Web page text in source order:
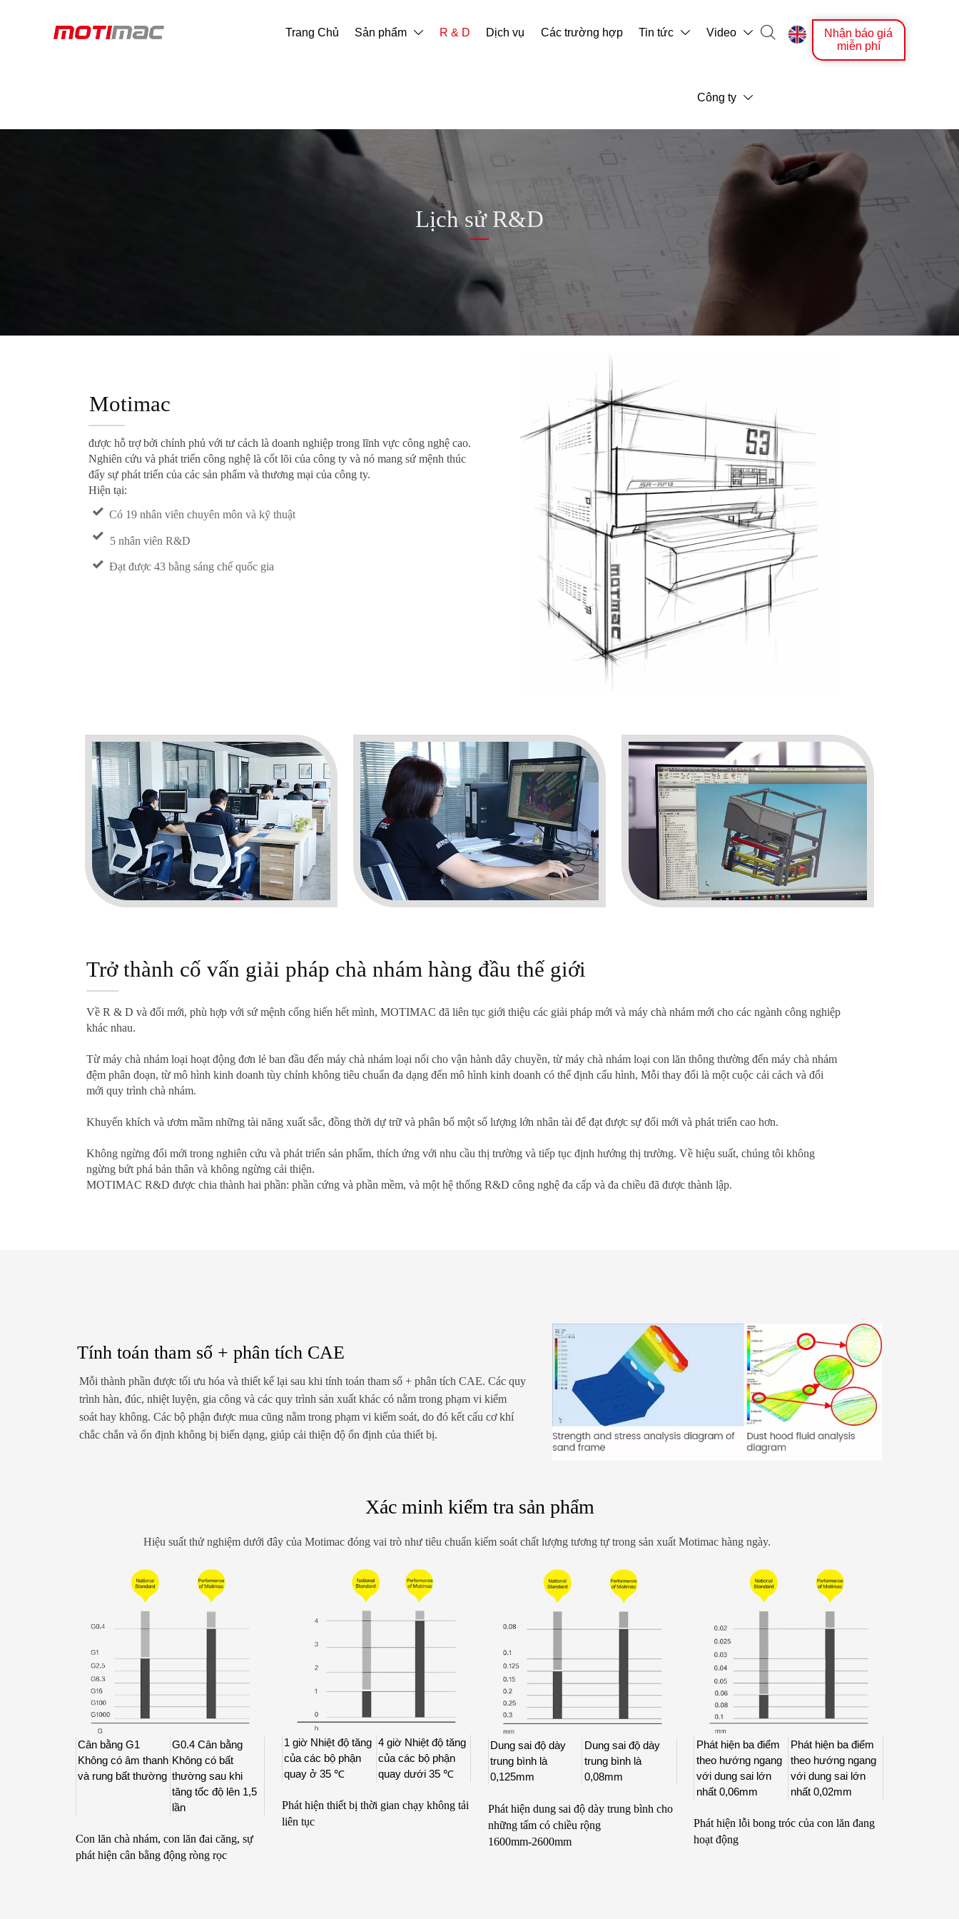
Trang Chủ Sản phẩm  R & D Dịch vụ Các trường hợp Tin tức  Video 
Công ty 
 
Nhận báo giá
miễn phí
Lịch sử R&D
Motimac
được hỗ trợ bởi chính phủ với tư cách là doanh nghiệp trong lĩnh vực công nghệ cao.
Nghiên cứu và phát triển công nghệ là cốt lõi của công ty và nó mang sứ mệnh thúc
đẩy sự phát triển của các sản phẩm và thương mại của công ty.
Hiện tại:
 Có 19 nhân viên chuyên môn và kỹ thuật
 5 nhân viên R&D
 Đạt được 43 bằng sáng chế quốc gia
Trở thành cố vấn giải pháp chà nhám hàng đầu thế giới
Về R & D và đổi mới, phù hợp với sứ mệnh cống hiến hết mình, MOTIMAC đã liên tục giới thiệu các giải pháp mới và máy chà nhám mới cho các ngành công nghiệp
khác nhau.
Từ máy chà nhám loại hoạt động đơn lẻ ban đầu đến máy chà nhám loại nổi cho vận hành dây chuyền, từ máy chà nhám loại con lăn thông thường đến máy chà nhám
đệm phân đoạn, từ mô hình kinh doanh tùy chỉnh không tiêu chuẩn đa dạng đến mô hình kinh doanh có thể định cấu hình, Mỗi thay đổi là một cuộc cải cách và đổi
mới quy trình chà nhám.
Khuyến khích và ươm mầm những tài năng xuất sắc, đồng thời dự trữ và phân bổ một số lượng lớn nhân tài để đạt được sự đổi mới và phát triển cao hơn.
Không ngừng đổi mới trong nghiên cứu và phát triển sản phẩm, thích ứng với nhu cầu thị trường và tiếp tục định hướng thị trường. Về hiệu suất, chúng tôi không
ngừng bứt phá bản thân và không ngừng cải thiện.
MOTIMAC R&D được chia thành hai phần: phần cứng và phần mềm, và một hệ thống R&D công nghệ đa cấp và đa chiều đã được thành lập.
Tính toán tham số + phân tích CAE
Mỗi thành phần được tối ưu hóa và thiết kế lại sau khi tính toán tham số + phân tích CAE. Các quy
trình hàn, đúc, nhiệt luyện, gia công và các quy trình sản xuất khác có nằm trong phạm vi kiểm
soát hay không. Các bộ phận được mua cũng nằm trong phạm vi kiểm soát, do đó kết cấu cơ khí
chắc chắn và ổn định không bị biến dạng, giúp cải thiện độ ổn định của thiết bị.
Xác minh kiểm tra sản phẩm
Hiệu suất thử nghiệm dưới đây của Motimac đóng vai trò như tiêu chuẩn kiểm soát chất lượng tương tự trong sản xuất Motimac hàng ngày.
Cân bằng G1
Không có âm thanh
và rung bất thường
G0.4 Cân bằng
Không có bất
thường sau khi
tăng tốc độ lên 1,5
lần
Con lăn chà nhám, con lăn đai căng, sự
phát hiện cân bằng động ròng rọc
1 giờ Nhiệt độ tăng
của các bộ phận
quay ở 35 ℃
4 giờ Nhiệt độ tăng
của các bộ phận
quay dưới 35 ℃
Phát hiện thiết bị thời gian chạy không tải
liên tục
Dung sai độ dày
trung bình là
0,125mm
Dung sai độ dày
trung bình là
0,08mm
Phát hiện dung sai độ dày trung bình cho
những tấm có chiều rộng
1600mm-2600mm
Phát hiện ba điểm
theo hướng ngang
với dung sai lớn
nhất 0,06mm
Phát hiện ba điểm
theo hướng ngang
với dung sai lớn
nhất 0,02mm
Phát hiện lỗi bong tróc của con lăn đang
hoạt động